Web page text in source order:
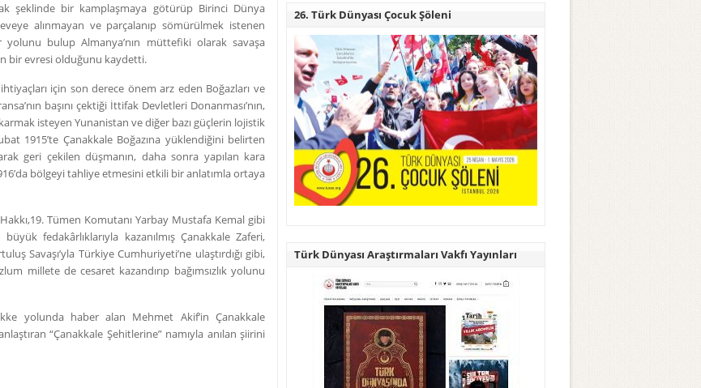
şeklinde bir kamplaşmaya götürüp Birinci Dünya
alınmayan ve parçalanıp sömürülmek istenen
yolunu bulup Almanya’nın müttefiki olarak savaşa
bir evresi olduğunu kaydetti.
için son derece önem arz eden Boğazları ve
başını çektiği İttifak Devletleri Donanması’nın,
isteyen Yunanistan ve diğer bazı güçlerin lojistik
1915’te Çanakkale Boğazına yüklendiğini belirten
geri çekilen düşmanın, daha sonra yapılan kara
bölgeyi tahliye etmesini etkili bir anlatımla ortaya
Tümen Komutanı Yarbay Mustafa Kemal gibi
fedakârlıklarıyla kazanılmış Çanakkale Zaferi,
Savaşı’yla Türkiye Cumhuriyeti’ne ulaştırdığı gibi,
millete de cesaret kazandırıp bağımsızlık yolunu
yolunda haber alan Mehmet Akif’in Çanakkale
“Çanakkale Şehitlerine” namıyla anılan şiirini
26. Türk Dünyası Çocuk Şöleni
Türk Dünyası Araştırmaları Vakfı Yayınları